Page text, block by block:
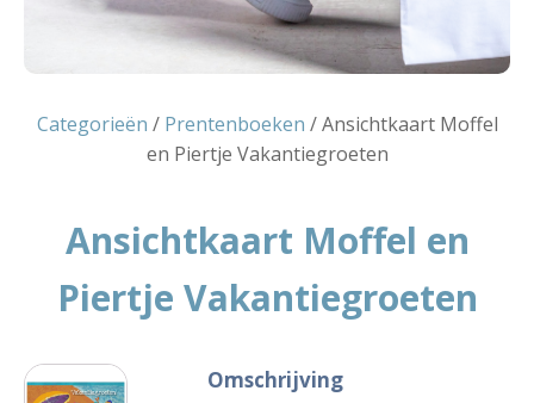
Categorieën / Prentenboeken / Ansichtkaart Moffel
en Piertje Vakantiegroeten
Ansichtkaart Moffel en
Piertje Vakantiegroeten
Omschrijving